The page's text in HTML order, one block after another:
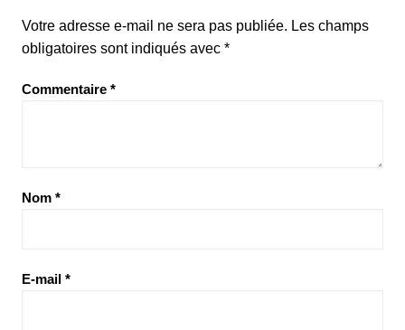
Votre adresse e-mail ne sera pas publiée. Les champs
obligatoires sont indiqués avec *
Commentaire *
Nom *
E-mail *